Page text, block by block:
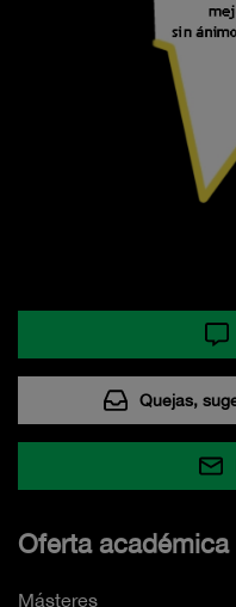
Quejas,
Oferta académica
Másteres